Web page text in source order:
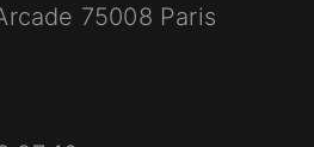
75008 Paris